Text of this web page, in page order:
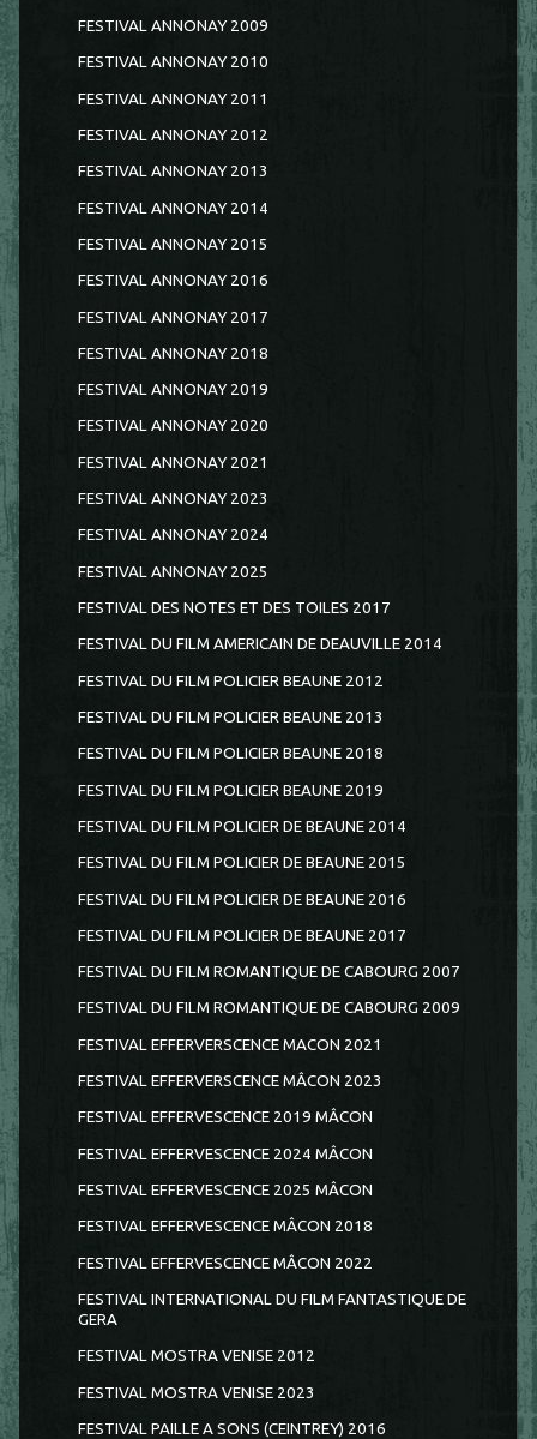
FESTIVAL ANNONAY 2009
FESTIVAL ANNONAY 2010
FESTIVAL ANNONAY 2011
FESTIVAL ANNONAY 2012
FESTIVAL ANNONAY 2013
FESTIVAL ANNONAY 2014
FESTIVAL ANNONAY 2015
FESTIVAL ANNONAY 2016
FESTIVAL ANNONAY 2017
FESTIVAL ANNONAY 2018
FESTIVAL ANNONAY 2019
FESTIVAL ANNONAY 2020
FESTIVAL ANNONAY 2021
FESTIVAL ANNONAY 2023
FESTIVAL ANNONAY 2024
FESTIVAL ANNONAY 2025
FESTIVAL DES NOTES ET DES TOILES 2017
FESTIVAL DU FILM AMERICAIN DE DEAUVILLE 2014
FESTIVAL DU FILM POLICIER BEAUNE 2012
FESTIVAL DU FILM POLICIER BEAUNE 2013
FESTIVAL DU FILM POLICIER BEAUNE 2018
FESTIVAL DU FILM POLICIER BEAUNE 2019
FESTIVAL DU FILM POLICIER DE BEAUNE 2014
FESTIVAL DU FILM POLICIER DE BEAUNE 2015
FESTIVAL DU FILM POLICIER DE BEAUNE 2016
FESTIVAL DU FILM POLICIER DE BEAUNE 2017
FESTIVAL DU FILM ROMANTIQUE DE CABOURG 2007
FESTIVAL DU FILM ROMANTIQUE DE CABOURG 2009
FESTIVAL EFFERVERSCENCE MACON 2021
FESTIVAL EFFERVERSCENCE MÂCON 2023
FESTIVAL EFFERVESCENCE 2019 MÂCON
FESTIVAL EFFERVESCENCE 2024 MÂCON
FESTIVAL EFFERVESCENCE 2025 MÂCON
FESTIVAL EFFERVESCENCE MÂCON 2018
FESTIVAL EFFERVESCENCE MÂCON 2022
FESTIVAL INTERNATIONAL DU FILM FANTASTIQUE DE
GERA
FESTIVAL MOSTRA VENISE 2012
FESTIVAL MOSTRA VENISE 2023
FESTIVAL PAILLE A SONS (CEINTREY) 2016